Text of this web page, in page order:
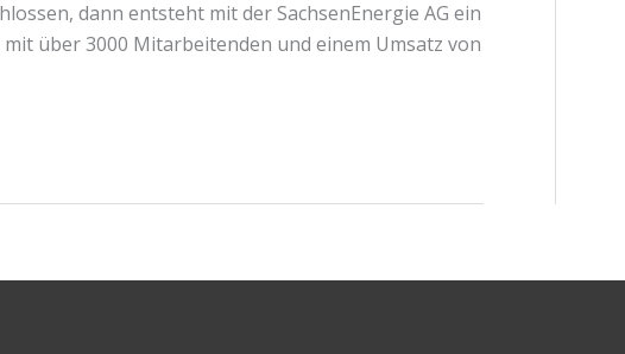
dann entsteht mit der SachsenEnergie AG ein
über 3000 Mitarbeitenden und einem Umsatz von